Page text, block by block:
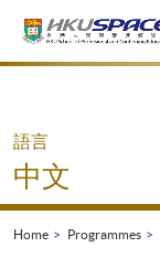
Main
語言
中文
Home Programmes